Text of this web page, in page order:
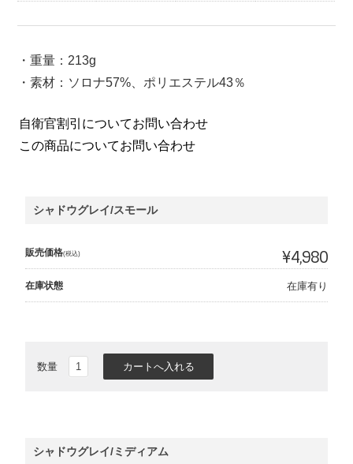
・重量：213g
・素材：ソロナ57%、ポリエステル43％
自衛官割引についてお問い合わせ
この商品についてお問い合わせ
シャドウグレイ/スモール
販売価格(税込) ¥4,980
在庫状態 在庫有り
数量
シャドウグレイ/ミディアム